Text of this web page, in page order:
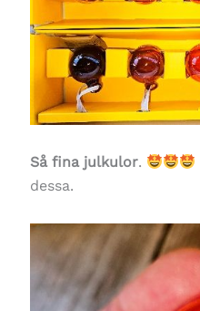
Så fina julkulor.
dessa.